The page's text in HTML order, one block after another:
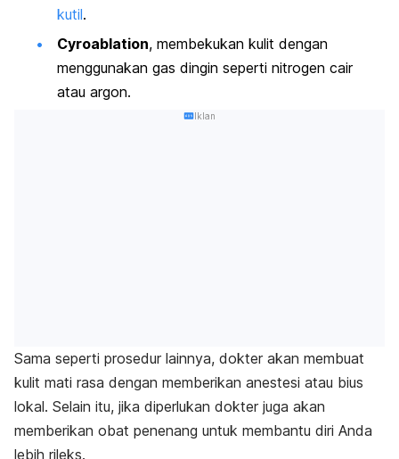
kutil.
Cyroablation, membekukan kulit dengan
menggunakan gas dingin seperti nitrogen cair
atau argon.
Iklan
Sama seperti prosedur lainnya, dokter akan membuat
kulit mati rasa dengan memberikan anestesi atau bius
lokal. Selain itu, jika diperlukan dokter juga akan
memberikan obat penenang untuk membantu diri Anda
lebih rileks.